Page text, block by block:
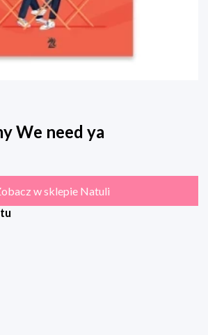
We need ya
w sklepie Natuli